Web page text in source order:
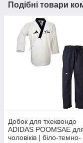
Подібні товари
Добок для тхеквондо
ADIDAS POOMSAE
чоловіків | біло-темно-